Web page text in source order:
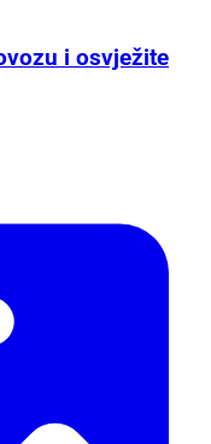
i osvježite